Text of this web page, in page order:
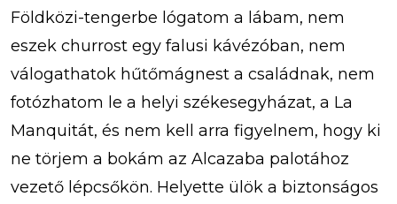
Földközi-tengerbe lógatom a lábam, nem
eszek churrost egy falusi kávézóban, nem
válogathatok hűtőmágnest a családnak, nem
fotózhatom le a helyi székesegyházat, a La
Manquitát, és nem kell arra figyelnem, hogy ki
ne törjem a bokám az Alcazaba palotához
vezető lépcsőkön. Helyette ülök a biztonságos